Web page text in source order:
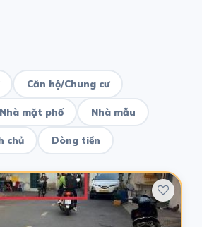
Căn hộ/Chung cư
Nhà mặt phố Nhà mẫu
chủ Dòng tiền